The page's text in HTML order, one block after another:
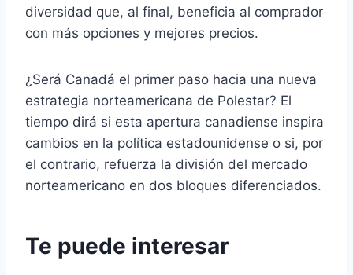
diversidad que, al final, beneficia al comprador
con más opciones y mejores precios.
¿Será Canadá el primer paso hacia una nueva
estrategia norteamericana de Polestar? El
tiempo dirá si esta apertura canadiense inspira
cambios en la política estadounidense o si, por
el contrario, refuerza la división del mercado
norteamericano en dos bloques diferenciados.
Te puede interesar